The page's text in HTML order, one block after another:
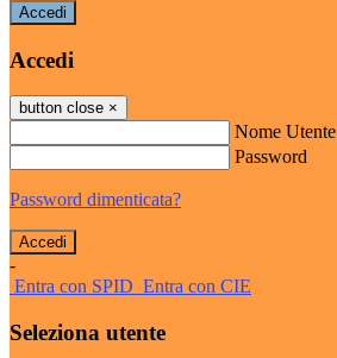
Accedi
Accedi
button close ×
Nome Utente
Password
Password dimenticata?
-
Entra con SPID Entra con CIE
Seleziona utente